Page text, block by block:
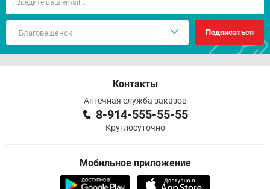
Подписаться
Контакты
Аптечная служба заказов
8-914-555-55-55
Круглосуточно
Мобильное приложение